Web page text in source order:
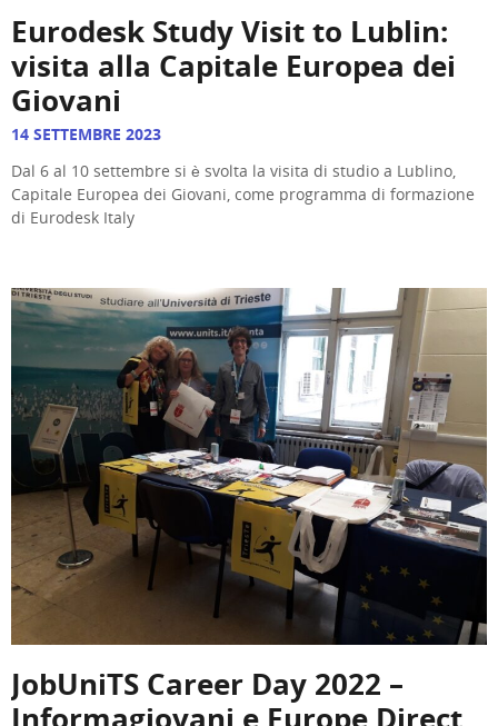
Eurodesk Study Visit to Lublin:
visita alla Capitale Europea dei
Giovani
14 SETTEMBRE 2023
Dal 6 al 10 settembre si è svolta la visita di studio a Lublino,
Capitale Europea dei Giovani, come programma di formazione
di Eurodesk Italy
JobUniTS Career Day 2022 –